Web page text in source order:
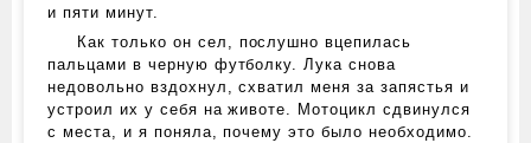
и пяти минут.
Как только он сел, послушно вцепилась
пальцами в черную футболку. Лука снова
недовольно вздохнул, схватил меня за запястья и
устроил их у себя на животе. Мотоцикл сдвинулся
с места, и я поняла, почему это было необходимо.